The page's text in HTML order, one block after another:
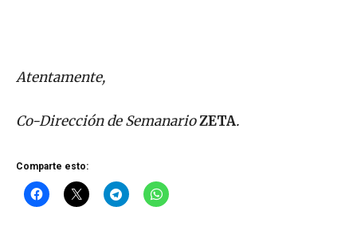
Atentamente,
Co-Dirección de SemanarioZETA.
Comparte esto: